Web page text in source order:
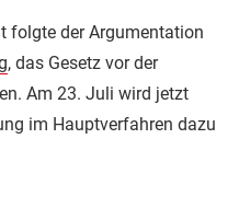
folgte der Argumentation
, das Gesetz vor der
Am 23. Juli wird jetzt
im Hauptverfahren dazu